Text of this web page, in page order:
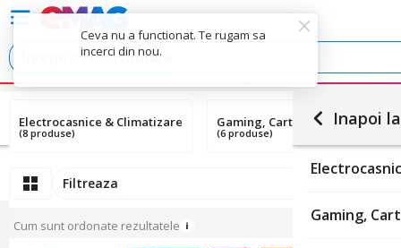
Ceva nu a functionat. Te rugam sa
incerci din nou.
Inapoi
Gaming,
Electrocasnice & Climatizare
(8 produse)
Gaming, Carti & Birotica
(6 produse)
Filtreaza
Cum sunt ordonate rezultatele